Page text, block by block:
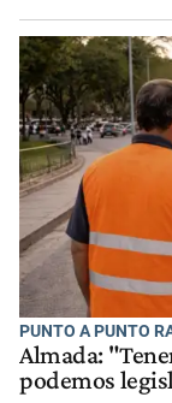
PUNTO A PUNTO
Almada:
podemos